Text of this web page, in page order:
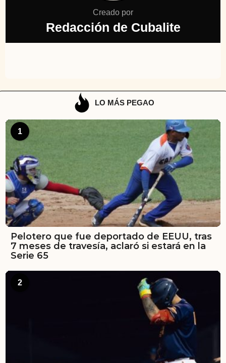
Creado por
Redacción de Cubalite
LO MÁS PEGAO
1
Pelotero que fue deportado de EEUU, tras
7 meses de travesía, aclaró si estará en la
Serie 65
2